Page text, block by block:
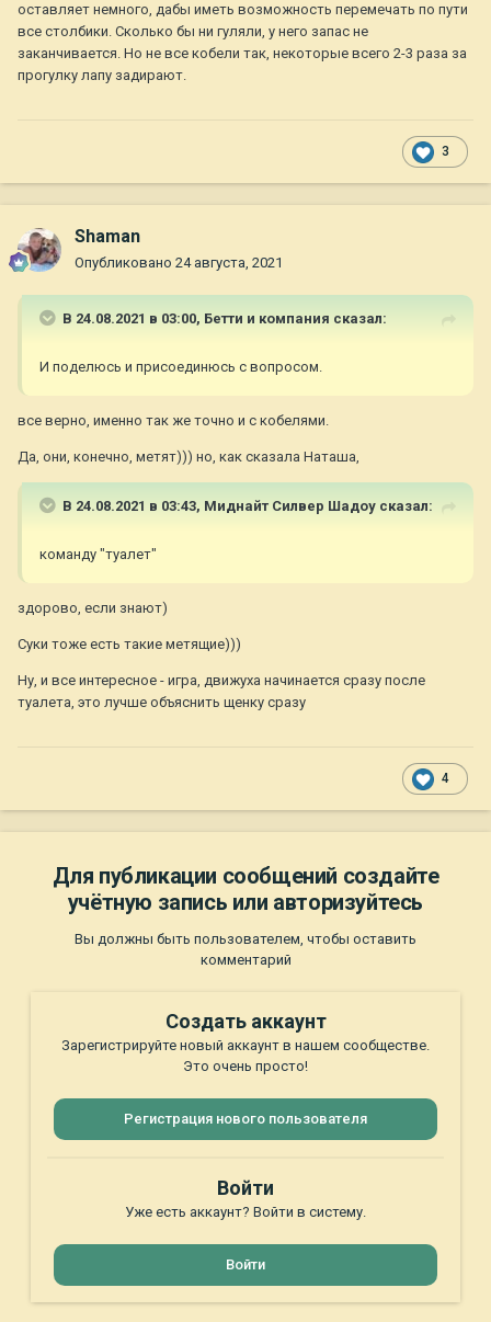
оставляет немного, дабы иметь возможность перемечать по пути
все столбики. Сколько бы ни гуляли, у него запас не
заканчивается. Но не все кобели так, некоторые всего 2-3 раза за
прогулку лапу задирают.
3
Shaman
Опубликовано 24 августа, 2021
В 24.08.2021 в 03:00, Бетти и компания сказал:
И поделюсь и присоединюсь с вопросом.
все верно, именно так же точно и с кобелями.
Да, они, конечно, метят))) но, как сказала Наташа,
В 24.08.2021 в 03:43, Миднайт Силвер Шадоу сказал:
команду "туалет"
здорово, если знают)
Суки тоже есть такие метящие)))
Ну, и все интересное - игра, движуха начинается сразу после
туалета, это лучше объяснить щенку сразу
4
Для публикации сообщений создайте
учётную запись или авторизуйтесь
Вы должны быть пользователем, чтобы оставить
комментарий
Создать аккаунт
Зарегистрируйте новый аккаунт в нашем сообществе.
Это очень просто!
Регистрация нового пользователя
Войти
Уже есть аккаунт? Войти в систему.
Войти